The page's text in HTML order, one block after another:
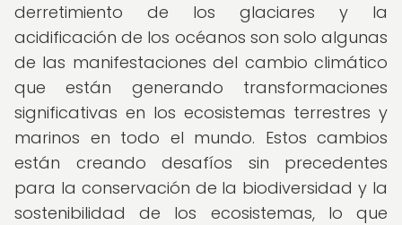
derretimiento de los glaciares y la
acidificación de los océanos son solo algunas
de las manifestaciones del cambio climático
que están generando transformaciones
significativas en los ecosistemas terrestres y
marinos en todo el mundo. Estos cambios
están creando desafíos sin precedentes
para la conservación de la biodiversidad y la
sostenibilidad de los ecosistemas, lo que